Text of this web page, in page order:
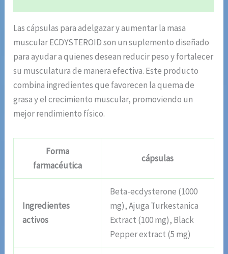
Las cápsulas para adelgazar y aumentar la masa
muscular ECDYSTEROID son un suplemento diseñado
para ayudar a quienes desean reducir peso y fortalecer
su musculatura de manera efectiva. Este producto
combina ingredientes que favorecen la quema de
grasa y el crecimiento muscular, promoviendo un
mejor rendimiento físico.
Forma
farmacéutica
cápsulas
Ingredientes
activos
Beta-ecdysterone (1000
mg), Ajuga Turkestanica
Extract (100 mg), Black
Pepper extract (5 mg)